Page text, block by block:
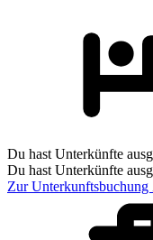
Du hast Unterkünfte
Du hast Unterkünfte
Zur Unterkunftsbuchung